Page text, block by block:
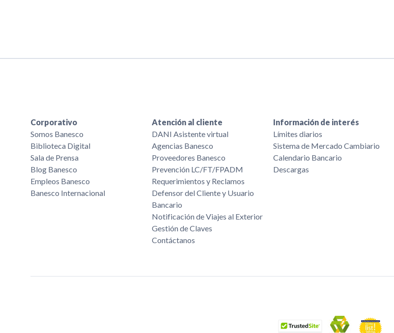
Corporativo
Somos Banesco
Biblioteca Digital
Sala de Prensa
Blog Banesco
Empleos Banesco
Banesco Internacional
Atención al cliente
DANI Asistente virtual
Agencias Banesco
Proveedores Banesco
Prevención LC/FT/FPADM
Requerimientos y Reclamos
Defensor del Cliente y Usuario
Bancario
Notificación de Viajes al Exterior
Gestión de Claves
Contáctanos
Información de interés
Límites diarios
Sistema de Mercado Cambiario
Calendario Bancario
Descargas